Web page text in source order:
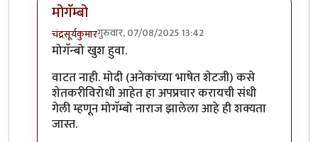
मोगॅम्बो
चंद्रसूर्यकुमारगुरुवार, 07/08/2025 13:42
In reply toचला सरकार अमेरिकेच्या दबावाला
मोगॅन्बो खुश हुवा.
वाटत नाही. मोदी (अनेकांच्या भाषेत शेटजी) कसे
शेतकरीविरोधी आहेत हा अपप्रचार करायची संधी
गेली म्हणून मोगॅम्बो नाराज झालेला आहे ही शक्यता
जास्त.